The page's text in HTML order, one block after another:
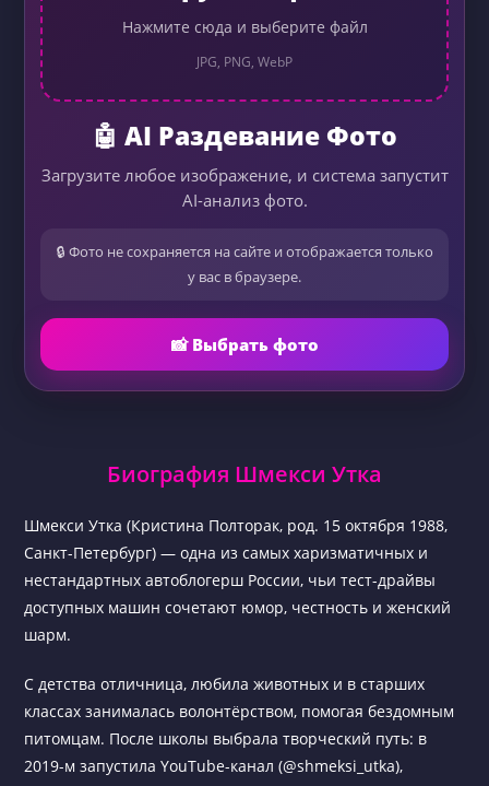
Нажмите сюда и выберите файл
JPG, PNG, WebP
🤖 AI Раздевание Фото
Загрузите любое изображение, и система запустит
AI-анализ фото.
🔒 Фото не сохраняется на сайте и отображается только
у вас в браузере.
📸 Выбрать фото
Биография Шмекси Утка
Шмекси Утка (Кристина Полторак, род. 15 октября 1988,
Санкт-Петербург) — одна из самых харизматичных и
нестандартных автоблогерш России, чьи тест-драйвы
доступных машин сочетают юмор, честность и женский
шарм.
С детства отличница, любила животных и в старших
классах занималась волонтёрством, помогая бездомным
питомцам. После школы выбрала творческий путь: в
2019-м запустила YouTube-канал (@shmeksi_utka),